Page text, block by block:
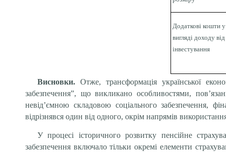
Додаткові кошти у
вигляді доходу від
інвестування
Висновки. Отже, трансформація української
забезпечення”, що викликано особливостями,
невід’ємною складовою соціального забезпечення,
відрізнявся один від одного, окрім напрямів
У процесі історичного розвитку пенсійне
забезпечення включало тільки окремі елементи